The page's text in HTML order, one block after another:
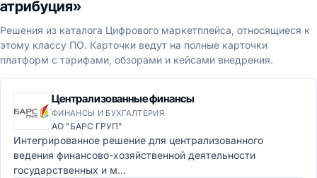
атрибуция»
Решения из каталога Цифрового маркетплейса, относящиеся к
этому классу ПО. Карточки ведут на полные карточки
платформ с тарифами, обзорами и кейсами внедрения.
Централизованные финансы
ФИНАНСЫ И БУХГАЛТЕРИЯ
АО "БАРС ГРУП"
Интегрированное решение для централизованного
ведения финансово-хозяйственной деятельности
государственных и м...